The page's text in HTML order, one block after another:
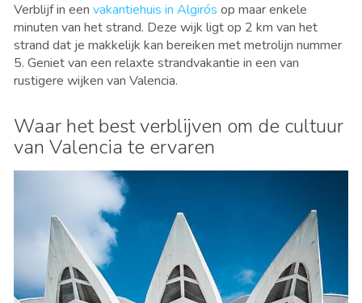
Verblijf in een vakantiehuis in Algirós op maar enkele
minuten van het strand. Deze wijk ligt op 2 km van het
strand dat je makkelijk kan bereiken met metrolijn nummer
5. Geniet van een relaxte strandvakantie in een van
rustigere wijken van Valencia.
Waar het best verblijven om de cultuur
van Valencia te ervaren